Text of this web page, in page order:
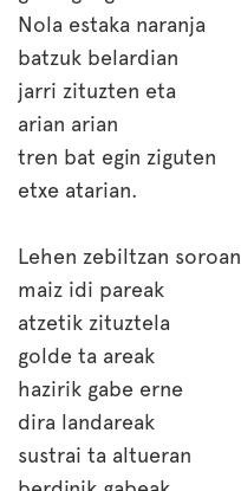
Nola estaka naranja
batzuk belardian
jarri zituzten eta
arian arian
tren bat egin ziguten
etxe atarian.
Lehen zebiltzan soroan
maiz idi pareak
atzetik zituztela
golde ta areak
hazirik gabe erne
dira landareak
sustrai ta altueran